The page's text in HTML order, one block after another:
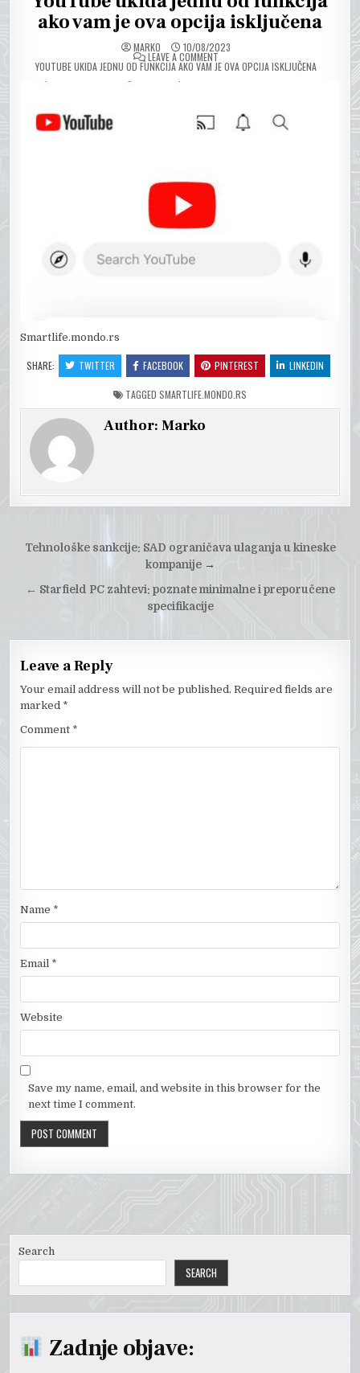
ako vam je ova opcija isključena
MARKO 10/08/2023
LEAVE A COMMENTON
YOUTUBE UKIDA JEDNU OD FUNKCIJA AKO VAM JE OVA OPCIJA ISKLJUČENA
Smartlife.mondo.rs
SHARE: TWITTER FACEBOOK PINTEREST LINKEDIN
TAGGED SMARTLIFE.MONDO.RS
Author:Marko
Post
navigation
Tehnološke sankcije: SAD ograničava ulaganja u kineske
kompanije→
← Starfield PC zahtevi: poznate minimalne i preporučene
specifikacije
Leave a Reply
Your email address will not be published. Required fields are
marked *
Comment *
Name *
Email *
Website
Save my name, email, and website in this browser for the
next time I comment.
Search
SEARCH
Zadnje objave: